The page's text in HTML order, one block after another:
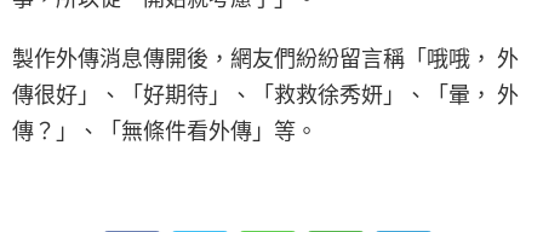
製作外傳消息傳開後，網友們紛紛留言稱「哦哦， 外
傳很好」、「好期待」、「救救徐秀妍」、「暈， 外
傳？」、「無條件看外傳」等。